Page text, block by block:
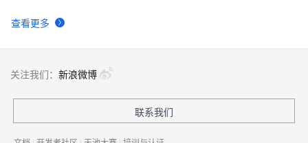
查看更多
关注我们： 新浪微博
联系我们